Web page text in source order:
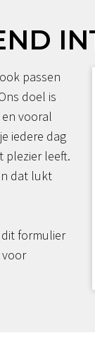
passen
doel is
vooral
iedere dag
plezier leeft.
dat lukt
formulier
voor